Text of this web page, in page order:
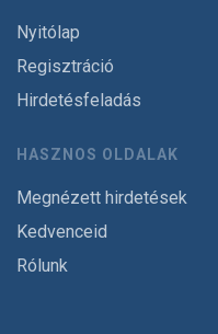
Nyitólap
Regisztráció
Hirdetésfeladás
HASZNOS OLDALAK
Megnézett hirdetések
Kedvenceid
Rólunk